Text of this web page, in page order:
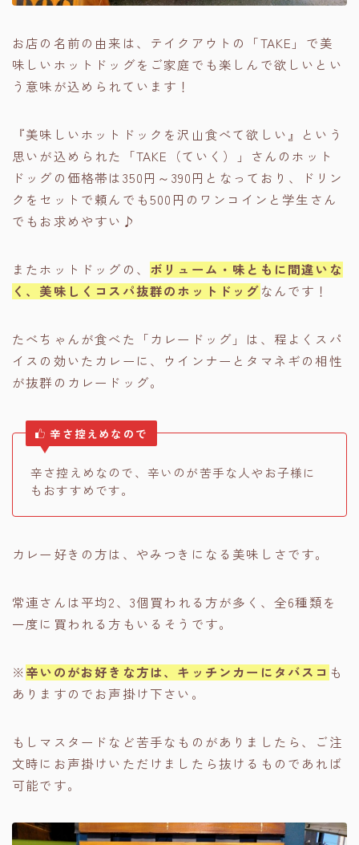
お店の名前の由来は、テイクアウトの「TAKE」で美
味しいホットドッグをご家庭でも楽しんで欲しいとい
う意味が込められています！
『美味しいホットドックを沢山食べて欲しい』という
思いが込められた「TAKE（ていく）」さんのホット
ドッグの価格帯は350円～390円となっており、ドリン
クをセットで頼んでも500円のワンコインと学生さん
でもお求めやすい♪
またホットドッグの、 ボリューム・味ともに間違いな
く、美味しくコスパ抜群のホットドッグなんです！
たべちゃんが食べた「カレードッグ」は、程よくスパ
イスの効いたカレーに、ウインナーとタマネギの相性
が抜群のカレードッグ。
辛さ控えめなので
辛さ控えめなので、辛いのが苦手な人やお子様に
もおすすめです。
カレー好きの方は、やみつきになる美味しさです。
常連さんは平均2、3個買われる方が多く、全6種類を
一度に買われる方もいるそうです。
※ 辛いのがお好きな方は、キッチンカーにタバスコ も
ありますのでお声掛け下さい。
もしマスタードなど苦手なものがありましたら、ご注
文時にお声掛けいただけましたら抜けるものであれば
可能です。